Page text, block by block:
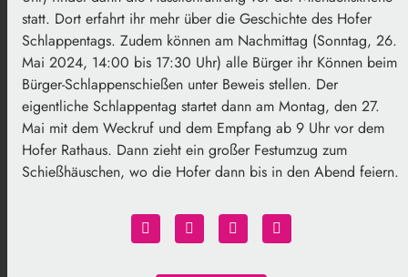
statt. Dort erfahrt ihr mehr über die Geschichte des Hofer
Schlappentags. Zudem können am Nachmittag (Sonntag, 26.
Mai 2024, 14:00 bis 17:30 Uhr) alle Bürger ihr Können beim
Bürger-Schlappenschießen unter Beweis stellen. Der
eigentliche Schlappentag startet dann am Montag, den 27.
Mai mit dem Weckruf und dem Empfang ab 9 Uhr vor dem
Hofer Rathaus. Dann zieht ein großer Festumzug zum
Schießhäuschen, wo die Hofer dann bis in den Abend feiern.